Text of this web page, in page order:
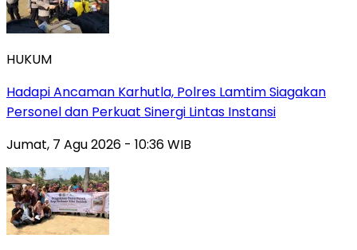
HUKUM
Hadapi Ancaman Karhutla, Polres Lamtim Siagakan
Personel dan Perkuat Sinergi Lintas Instansi
Jumat, 7 Agu 2026 - 10:36 WIB